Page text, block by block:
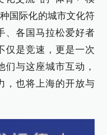
国际化的城市文化符
、各国马拉松爱好者
仅是竞速，更是一次
们与这座城市互动，
，也将上海的开放与